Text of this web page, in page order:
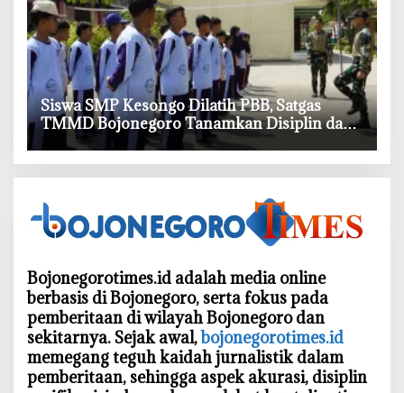
Siswa SMP Kesongo Dilatih PBB, Satgas
TMMD Bojonegoro Tanamkan Disiplin dan
Percaya Diri
Bojonegorotimes.id adalah media online
berbasis di Bojonegoro, serta fokus pada
pemberitaan di wilayah Bojonegoro dan
sekitarnya. Sejak awal,bojonegorotimes.id
memegang teguh kaidah jurnalistik dalam
pemberitaan, sehingga aspek akurasi, disiplin